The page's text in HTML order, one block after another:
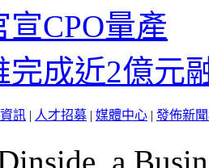
CPO量產
完成近2億元
訊 | 人才招募 | 媒體中心 | 發佈新